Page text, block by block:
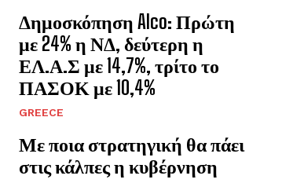
Δημοσκόπηση Alco: Πρώτη
με 24% η ΝΔ, δεύτερη η
ΕΛ.Α.Σ με 14,7%, τρίτο το
ΠΑΣΟΚ με 10,4%
GREECE
Με ποια στρατηγική θα πάει
στις κάλπες η κυβέρνηση